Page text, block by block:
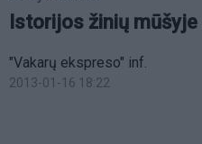
Istorijos žinių
"Vakarų ekspreso" inf.
2013-01-16 18:22